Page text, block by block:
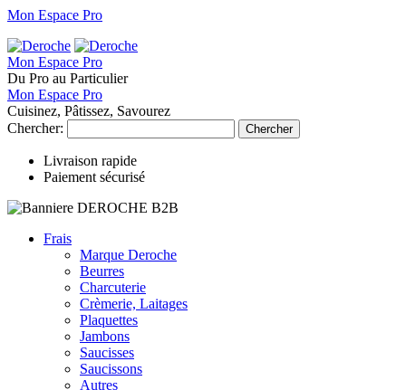
Mon Espace Pro
Mon Espace Pro
Du Pro au Particulier
Mon Espace Pro
Cuisinez, Pâtissez, Savourez
Chercher:
Chercher
Livraison rapide
Paiement sécurisé
Frais
Marque Deroche
Beurres
Charcuterie
Crèmerie, Laitages
Plaquettes
Jambons
Saucisses
Saucissons
Autres